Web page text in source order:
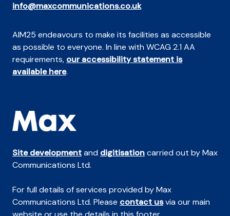
info@maxcommunications.co.uk
AIM25 endeavours to make its facilities as accessible
as possible to everyone. In line with WCAG 2.1 AA
requirements, our accessibility statement is
available here.
Site developmentand digitisationcarried out by Max
Communications Ltd.
For full details of services provided by Max
Communications Ltd. Please contact usvia our main